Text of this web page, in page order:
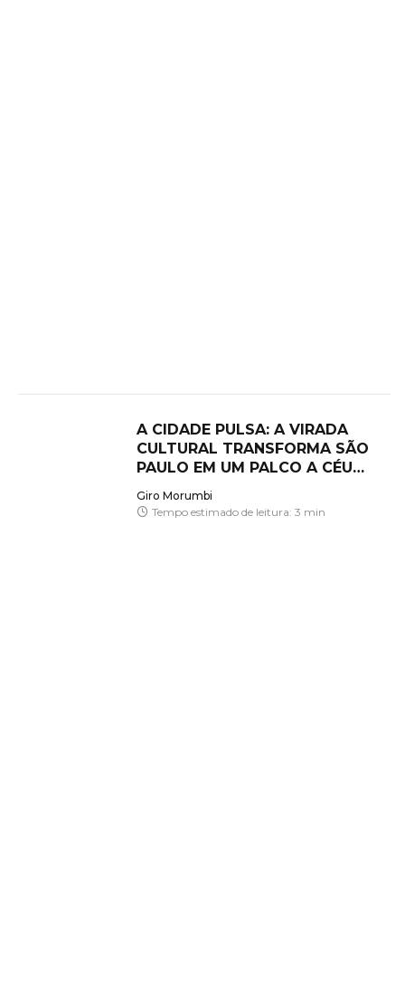
A CIDADE PULSA: A VIRADA
CULTURAL TRANSFORMA SÃO
PAULO EM UM PALCO A CÉU
ABERTO
Giro Morumbi
Tempo estimado de leitura: 3 min